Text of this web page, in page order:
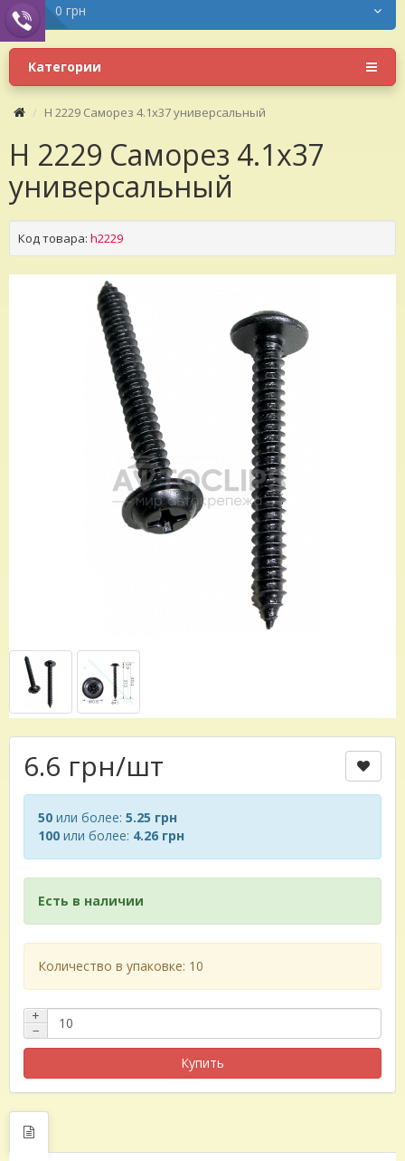
0 грн
Категории
H 2229 Саморез 4.1x37 универсальный
H 2229 Саморез 4.1x37
универсальный
Код товара: h2229
6.6 грн/шт
50 или более: 5.25 грн
100 или более: 4.26 грн
Есть в наличии
Количество в упаковке: 10
+
−
Купить